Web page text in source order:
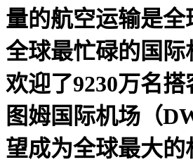
量的航空运输是
全球最忙碌的国际
欢迎了9230万名
图姆国际机场（
望成为全球最大